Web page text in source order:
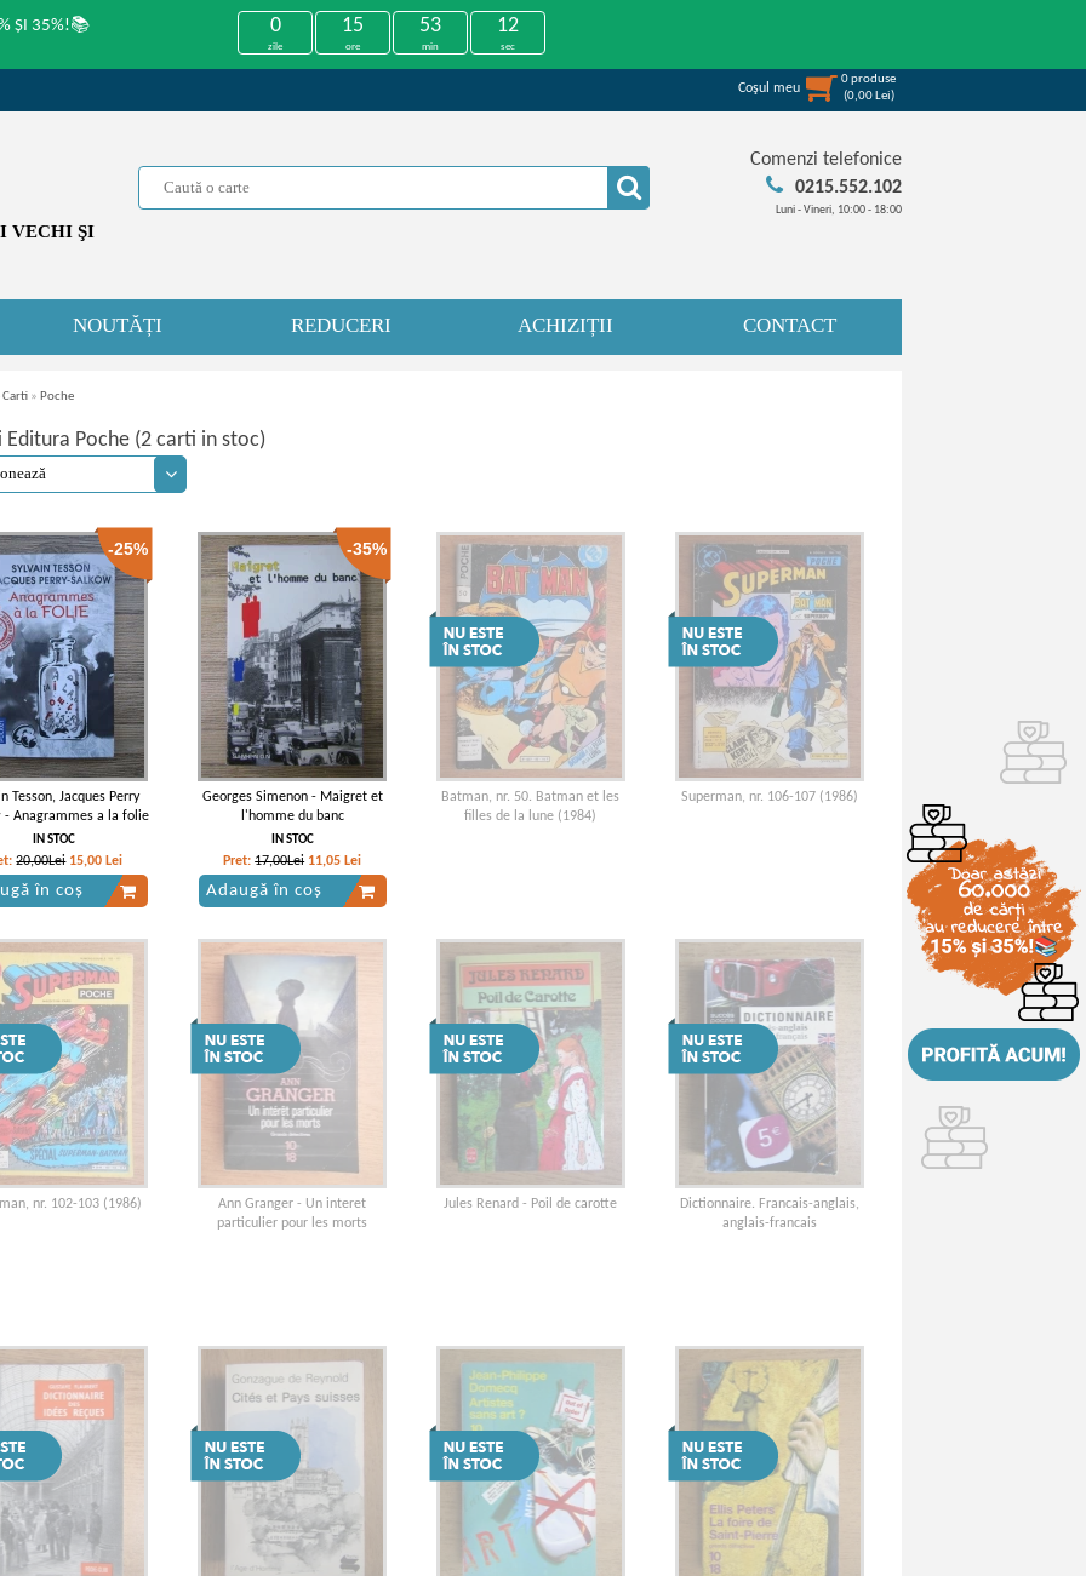
ȘI 35%!📚 0
zile
15
ore
53
min
11
sec
Coşul meu
0produse
(0,00 Lei)
VECHI ŞI
Comenzi telefonice
0215.552.102
Luni - Vineri, 10:00 - 18:00
NOUTĂȚI REDUCERI ACHIZIȚII CONTACT
» Poche
Editura Poche (2 carti in stoc)
-25%
Tesson, Jacques Perry
- Anagrammes a la folie
IN STOC
20,00Lei 15,00 Lei
în coș
-35%
Georges Simenon - Maigret et
l'homme du banc
IN STOC
Pret:17,00Lei 11,05 Lei
Adaugă în coș
Batman, nr. 50. Batman et les
filles de la lune (1984)
Superman, nr. 106-107 (1986)
nr. 102-103 (1986)
Ann Granger - Un interet
particulier pour les morts
Jules Renard - Poil de carotte
Dictionnaire. Francais-anglais,
anglais-francais